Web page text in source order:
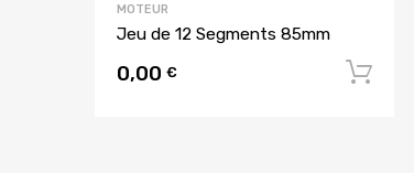
MOTEUR
Jeu de 12 Segments 85mm
0,00 €